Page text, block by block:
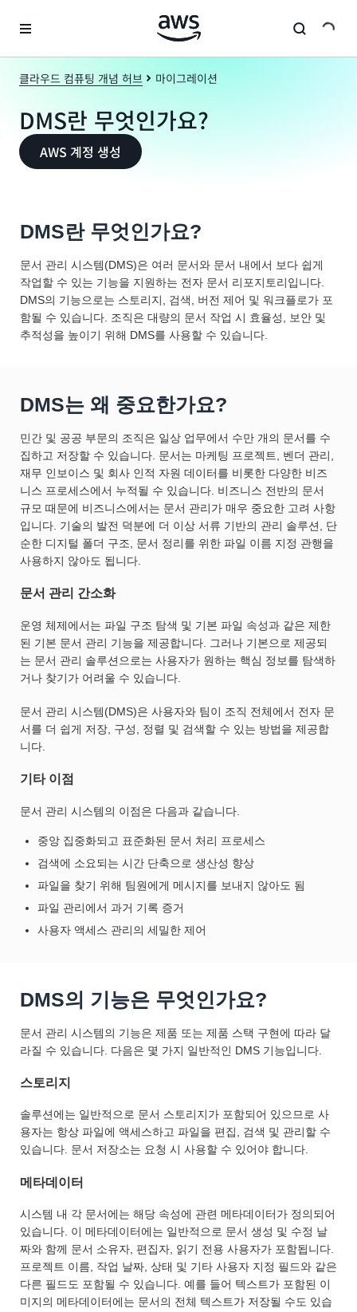
클라우드 컴퓨팅 개념 허브 마이그레이션
DMS란 무엇인가요?
AWS 계정 생성
DMS란 무엇인가요?
문서 관리 시스템(DMS)은 여러 문서와 문서 내에서 보다 쉽게
작업할 수 있는 기능을 지원하는 전자 문서 리포지토리입니다.
DMS의 기능으로는 스토리지, 검색, 버전 제어 및 워크플로가 포
함될 수 있습니다. 조직은 대량의 문서 작업 시 효율성, 보안 및
추적성을 높이기 위해 DMS를 사용할 수 있습니다.
DMS는 왜 중요한가요?
민간 및 공공 부문의 조직은 일상 업무에서 수만 개의 문서를 수
집하고 저장할 수 있습니다. 문서는 마케팅 프로젝트, 벤더 관리,
재무 인보이스 및 회사 인적 자원 데이터를 비롯한 다양한 비즈
니스 프로세스에서 누적될 수 있습니다. 비즈니스 전반의 문서
규모 때문에 비즈니스에서는 문서 관리가 매우 중요한 고려 사항
입니다. 기술의 발전 덕분에 더 이상 서류 기반의 관리 솔루션, 단
순한 디지털 폴더 구조, 문서 정리를 위한 파일 이름 지정 관행을
사용하지 않아도 됩니다.
문서 관리 간소화
운영 체제에서는 파일 구조 탐색 및 기본 파일 속성과 같은 제한
된 기본 문서 관리 기능을 제공합니다. 그러나 기본으로 제공되
는 문서 관리 솔루션으로는 사용자가 원하는 핵심 정보를 탐색하
거나 찾기가 어려울 수 있습니다.
문서 관리 시스템(DMS)은 사용자와 팀이 조직 전체에서 전자 문
서를 더 쉽게 저장, 구성, 정렬 및 검색할 수 있는 방법을 제공합
니다.
기타 이점
문서 관리 시스템의 이점은 다음과 같습니다.
중앙 집중화되고 표준화된 문서 처리 프로세스
검색에 소요되는 시간 단축으로 생산성 향상
파일을 찾기 위해 팀원에게 메시지를 보내지 않아도 됨
파일 관리에서 과거 기록 증거
사용자 액세스 관리의 세밀한 제어
DMS의 기능은 무엇인가요?
문서 관리 시스템의 기능은 제품 또는 제품 스택 구현에 따라 달
라질 수 있습니다. 다음은 몇 가지 일반적인 DMS 기능입니다.
스토리지
솔루션에는 일반적으로 문서 스토리지가 포함되어 있으므로 사
용자는 항상 파일에 액세스하고 파일을 편집, 검색 및 관리할 수
있습니다. 문서 저장소는 요청 시 사용할 수 있어야 합니다.
메타데이터
시스템 내 각 문서에는 해당 속성에 관련 메타데이터가 정의되어
있습니다. 이 메타데이터에는 일반적으로 문서 생성 및 수정 날
짜와 함께 문서 소유자, 편집자, 읽기 전용 사용자가 포함됩니다.
프로젝트 이름, 작업 날짜, 상태 및 기타 사용자 지정 필드와 같은
다른 필드도 포함될 수 있습니다. 예를 들어 텍스트가 포함된 이
미지의 메타데이터에는 문서의 전체 텍스트가 저장될 수도 있습